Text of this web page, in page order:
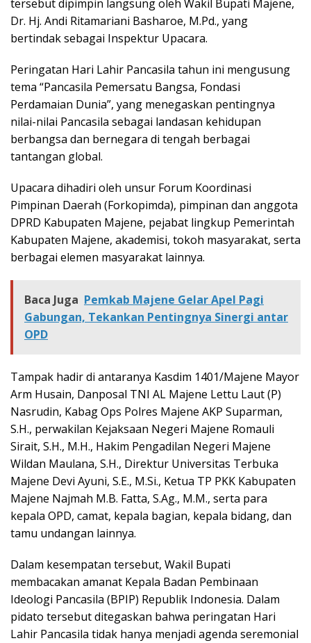
tersebut dipimpin langsung oleh Wakil Bupati Majene,
Dr. Hj. Andi Ritamariani Basharoe, M.Pd., yang
bertindak sebagai Inspektur Upacara.
Peringatan Hari Lahir Pancasila tahun ini mengusung
tema “Pancasila Pemersatu Bangsa, Fondasi
Perdamaian Dunia”, yang menegaskan pentingnya
nilai-nilai Pancasila sebagai landasan kehidupan
berbangsa dan bernegara di tengah berbagai
tantangan global.
Upacara dihadiri oleh unsur Forum Koordinasi
Pimpinan Daerah (Forkopimda), pimpinan dan anggota
DPRD Kabupaten Majene, pejabat lingkup Pemerintah
Kabupaten Majene, akademisi, tokoh masyarakat, serta
berbagai elemen masyarakat lainnya.
Baca Juga Pemkab Majene Gelar Apel Pagi
Gabungan, Tekankan Pentingnya Sinergi antar
OPD
Tampak hadir di antaranya Kasdim 1401/Majene Mayor
Arm Husain, Danposal TNI AL Majene Lettu Laut (P)
Nasrudin, Kabag Ops Polres Majene AKP Suparman,
S.H., perwakilan Kejaksaan Negeri Majene Romauli
Sirait, S.H., M.H., Hakim Pengadilan Negeri Majene
Wildan Maulana, S.H., Direktur Universitas Terbuka
Majene Devi Ayuni, S.E., M.Si., Ketua TP PKK Kabupaten
Majene Najmah M.B. Fatta, S.Ag., M.M., serta para
kepala OPD, camat, kepala bagian, kepala bidang, dan
tamu undangan lainnya.
Dalam kesempatan tersebut, Wakil Bupati
membacakan amanat Kepala Badan Pembinaan
Ideologi Pancasila (BPIP) Republik Indonesia. Dalam
pidato tersebut ditegaskan bahwa peringatan Hari
Lahir Pancasila tidak hanya menjadi agenda seremonial